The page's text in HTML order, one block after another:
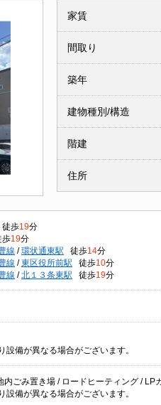
家賃
間取り
築年
建物種別/構造
階建
住所
徒歩19分
歩19分
線 / 環状通東駅 徒歩14分
線 / 東区役所前駅 徒歩10分
線 / 北１３条東駅 徒歩19分
設備が異なる場合がございます。
内ごみ置き場 / ロードヒーティング / LP
設備が異なる場合がございます。